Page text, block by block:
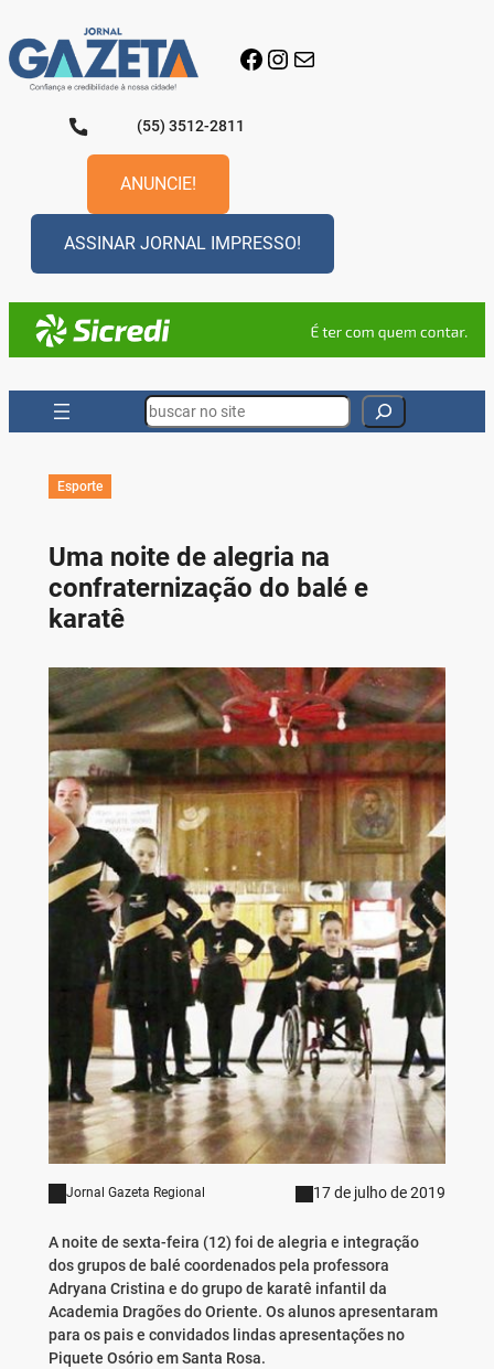
para
o
conteúdo
Facebook
Instagram
E-mail
(55) 3512-2811
ANUNCIE!
ASSINAR JORNAL IMPRESSO!
Search
Esporte
Uma noite de alegria na
confraternização do balé e
karatê
Jornal Gazeta Regional 17 de julho de 2019
A noite de sexta-feira (12) foi de alegria e integração
dos grupos de balé coordenados pela professora
Adryana Cristina e do grupo de karatê infantil da
Academia Dragões do Oriente. Os alunos apresentaram
para os pais e convidados lindas apresentações no
Piquete Osório em Santa Rosa.